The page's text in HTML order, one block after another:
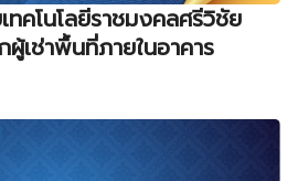
ทคโนโลยีราชมงคลศรีวิชัย
เช่าพื้นที่ภายในอาคาร